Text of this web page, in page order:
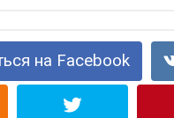
на Facebook